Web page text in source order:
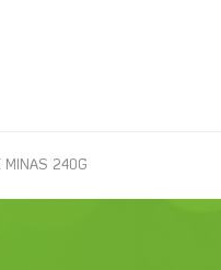
MINAS 240G